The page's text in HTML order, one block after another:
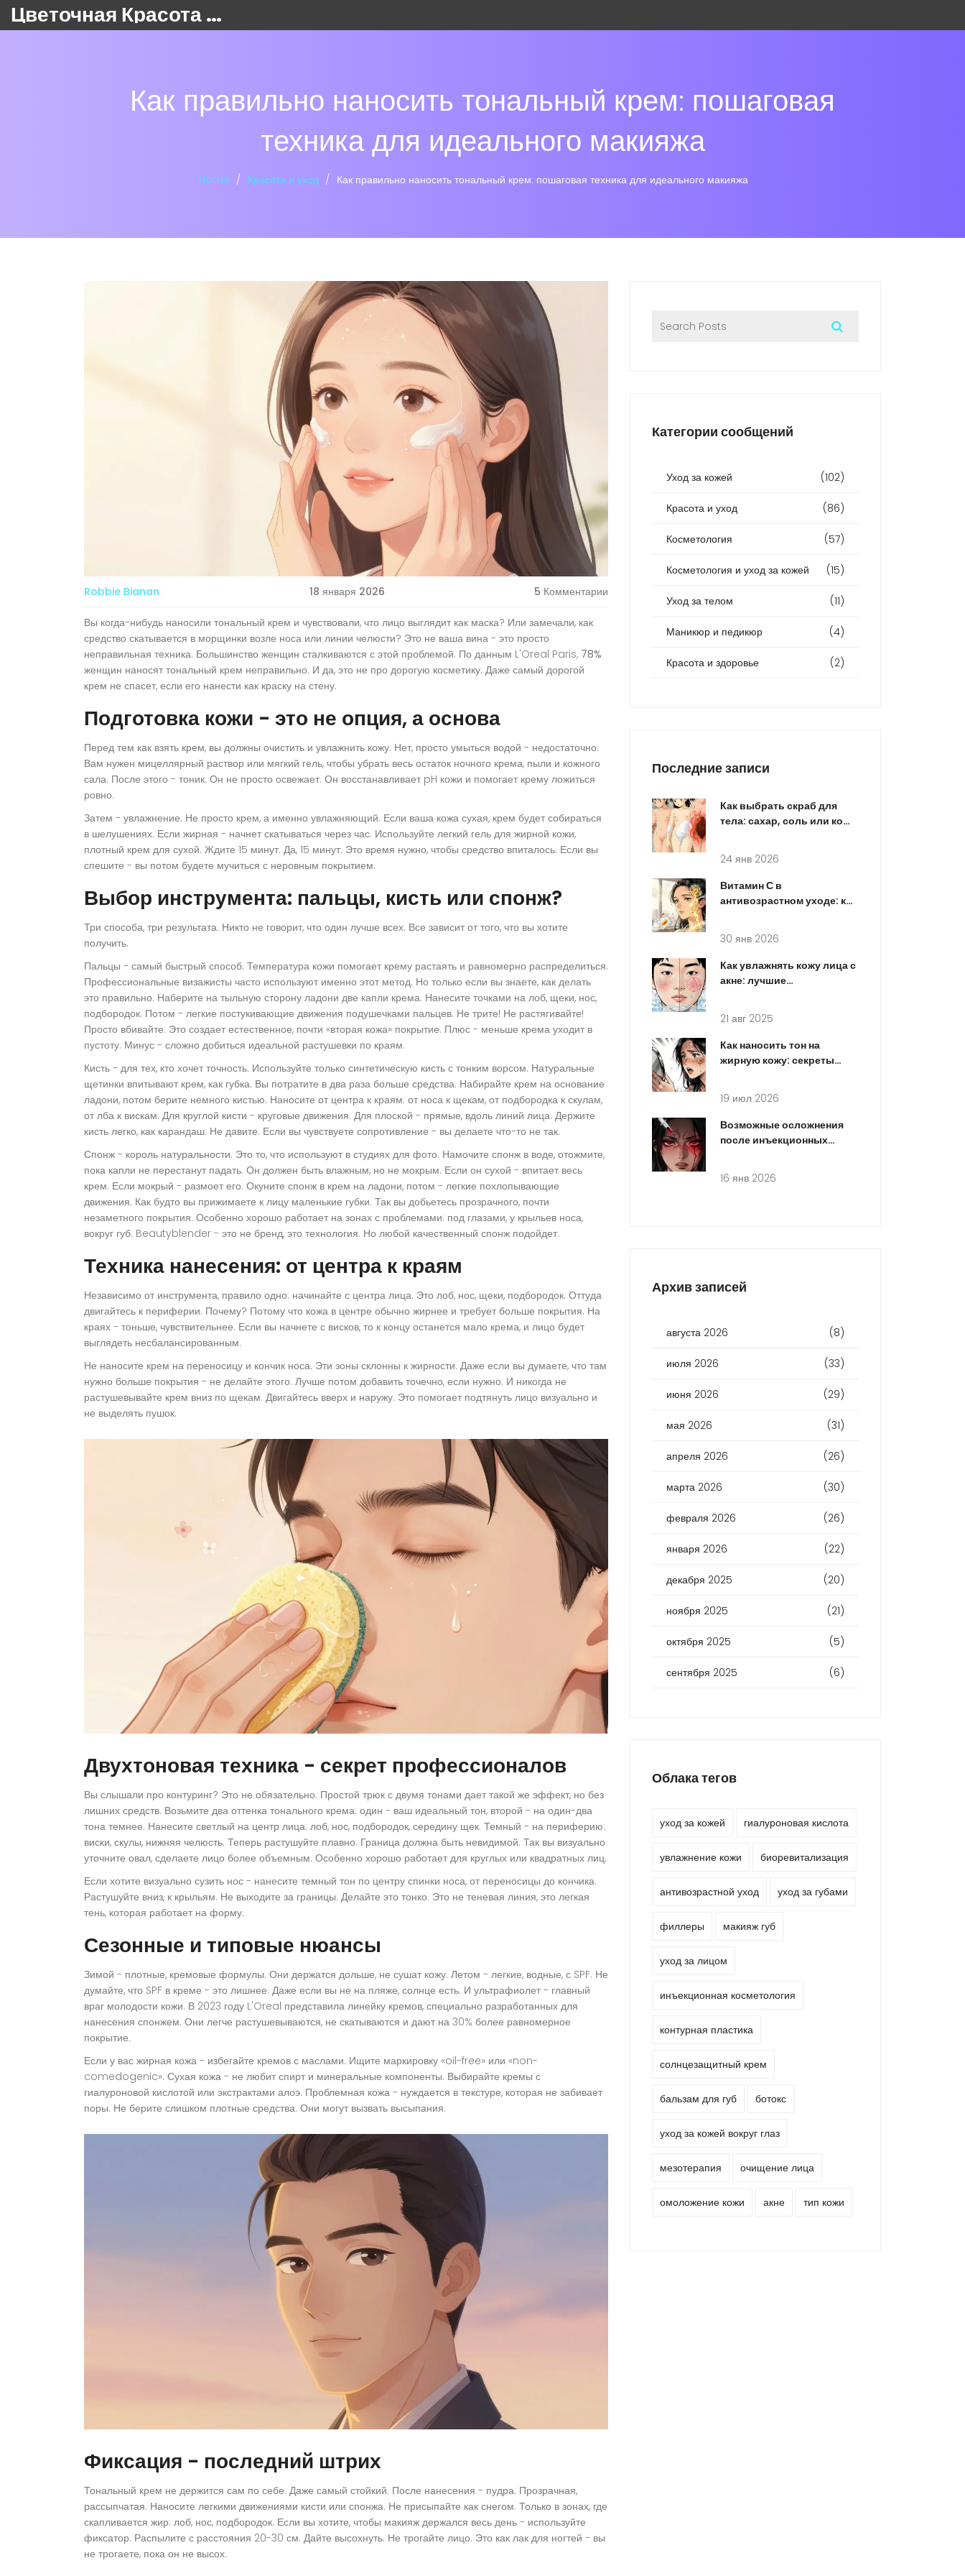
Цветочная Красота 24
Как правильно наносить тональный крем: пошаговая
техника для идеального макияжа
Home Красота и уход Как правильно наносить тональный крем: пошаговая техника для идеального макияжа
Robbie Bianan 18 января 2026 5 Комментарии
Вы когда-нибудь наносили тональный крем и чувствовали, что лицо выглядит как маска? Или замечали, как
средство скатывается в морщинки возле носа или линии челюсти? Это не ваша вина - это просто
неправильная техника. Большинство женщин сталкиваются с этой проблемой. По данным L'Oreal Paris, 78%
женщин наносят тональный крем неправильно. И да, это не про дорогую косметику. Даже самый дорогой
крем не спасет, если его нанести как краску на стену.
Подготовка кожи - это не опция, а основа
Перед тем как взять крем, вы должны очистить и увлажнить кожу. Нет, просто умыться водой - недостаточно.
Вам нужен мицеллярный раствор или мягкий гель, чтобы убрать весь остаток ночного крема, пыли и кожного
сала. После этого - тоник. Он не просто освежает. Он восстанавливает pH кожи и помогает крему ложиться
ровно.
Затем - увлажнение. Не просто крем, а именно увлажняющий. Если ваша кожа сухая, крем будет собираться
в шелушениях. Если жирная - начнет скатываться через час. Используйте легкий гель для жирной кожи,
плотный крем для сухой. Ждите 15 минут. Да, 15 минут. Это время нужно, чтобы средство впиталось. Если вы
спешите - вы потом будете мучиться с неровным покрытием.
Выбор инструмента: пальцы, кисть или спонж?
Три способа, три результата. Никто не говорит, что один лучше всех. Все зависит от того, что вы хотите
получить.
Пальцы - самый быстрый способ. Температура кожи помогает крему растаять и равномерно распределиться.
Профессиональные визажисты часто используют именно этот метод. Но только если вы знаете, как делать
это правильно. Наберите на тыльную сторону ладони две капли крема. Нанесите точками на лоб, щеки, нос,
подбородок. Потом - легкие постукивающие движения подушечками пальцев. Не трите! Не растягивайте!
Просто вбивайте. Это создает естественное, почти «вторая кожа» покрытие. Плюс - меньше крема уходит в
пустоту. Минус - сложно добиться идеальной растушевки по краям.
Кисть - для тех, кто хочет точность. Используйте только синтетическую кисть с тонким ворсом. Натуральные
щетинки впитывают крем, как губка. Вы потратите в два раза больше средства. Набирайте крем на основание
ладони, потом берите немного кистью. Наносите от центра к краям: от носа к щекам, от подбородка к скулам,
от лба к вискам. Для круглой кисти - круговые движения. Для плоской - прямые, вдоль линий лица. Держите
кисть легко, как карандаш. Не давите. Если вы чувствуете сопротивление - вы делаете что-то не так.
Спонж - король натуральности. Это то, что используют в студиях для фото. Намочите спонж в воде, отожмите,
пока капли не перестанут падать. Он должен быть влажным, но не мокрым. Если он сухой - впитает весь
крем. Если мокрый - размоет его. Окуните спонж в крем на ладони, потом - легкие похлопывающие
движения. Как будто вы прижимаете к лицу маленькие губки. Так вы добьетесь прозрачного, почти
незаметного покрытия. Особенно хорошо работает на зонах с проблемами: под глазами, у крыльев носа,
вокруг губ. Beautyblender - это не бренд, это технология. Но любой качественный спонж подойдет.
Техника нанесения: от центра к краям
Независимо от инструмента, правило одно: начинайте с центра лица. Это лоб, нос, щеки, подбородок. Оттуда
двигайтесь к периферии. Почему? Потому что кожа в центре обычно жирнее и требует больше покрытия. На
краях - тоньше, чувствительнее. Если вы начнете с висков, то к концу останется мало крема, и лицо будет
выглядеть несбалансированным.
Не наносите крем на переносицу и кончик носа. Эти зоны склонны к жирности. Даже если вы думаете, что там
нужно больше покрытия - не делайте этого. Лучше потом добавить точечно, если нужно. И никогда не
растушевывайте крем вниз по щекам. Двигайтесь вверх и наружу. Это помогает подтянуть лицо визуально и
не выделять пушок.
Двухтоновая техника - секрет профессионалов
Вы слышали про контуринг? Это не обязательно. Простой трюк с двумя тонами дает такой же эффект, но без
лишних средств. Возьмите два оттенка тонального крема: один - ваш идеальный тон, второй - на один-два
тона темнее. Нанесите светлый на центр лица: лоб, нос, подбородок, середину щек. Темный - на периферию:
виски, скулы, нижняя челюсть. Теперь растушуйте плавно. Граница должна быть невидимой. Так вы визуально
уточните овал, сделаете лицо более объемным. Особенно хорошо работает для круглых или квадратных лиц.
Если хотите визуально сузить нос - нанесите темный тон по центру спинки носа, от переносицы до кончика.
Растушуйте вниз, к крыльям. Не выходите за границы. Делайте это тонко. Это не теневая линия, это легкая
тень, которая работает на форму.
Сезонные и типовые нюансы
Зимой - плотные, кремовые формулы. Они держатся дольше, не сушат кожу. Летом - легкие, водные, с SPF. Не
думайте, что SPF в креме - это лишнее. Даже если вы не на пляже, солнце есть. И ультрафиолет - главный
враг молодости кожи. В 2023 году L'Oreal представила линейку кремов, специально разработанных для
нанесения спонжем. Они легче растушевываются, не скатываются и дают на 30% более равномерное
покрытие.
Если у вас жирная кожа - избегайте кремов с маслами. Ищите маркировку «oil-free» или «non-
comedogenic». Сухая кожа - не любит спирт и минеральные компоненты. Выбирайте кремы с
гиалуроновой кислотой или экстрактами алоэ. Проблемная кожа - нуждается в текстуре, которая не забивает
поры. Не берите слишком плотные средства. Они могут вызвать высыпания.
Фиксация - последний штрих
Тональный крем не держится сам по себе. Даже самый стойкий. После нанесения - пудра. Прозрачная,
рассыпчатая. Наносите легкими движениями кисти или спонжа. Не присыпайте как снегом. Только в зонах, где
скапливается жир: лоб, нос, подбородок. Если вы хотите, чтобы макияж держался весь день - используйте
фиксатор. Распылите с расстояния 20-30 см. Дайте высохнуть. Не трогайте лицо. Это как лак для ногтей - вы
не трогаете, пока он не высох.
Категории сообщений
Уход за кожей (102)
Красота и уход (86)
Косметология (57)
Косметология и уход за кожей (15)
Уход за телом (11)
Маникюр и педикюр (4)
Красота и здоровье (2)
Последние записи
Как выбрать скраб для
тела: сахар, соль или кофе
кожи
24 янв 2026
Витамин С в
антивозрастном уходе: как
стимулятор коллагена
работает на коже
30 янв 2026
Как увлажнять кожу лица с
акне: лучшие
и правила ухода
21 авг 2025
Как наносить тон на
жирную кожу: секреты
эффекта маски
19 июл 2026
Возможные осложнения
после инъекционных
избежать: полное
руководство
16 янв 2026
Архив записей
августа 2026 (8)
июля 2026 (33)
июня 2026 (29)
мая 2026 (31)
апреля 2026 (26)
марта 2026 (30)
февраля 2026 (26)
января 2026 (22)
декабря 2025 (20)
ноября 2025 (21)
октября 2025 (5)
сентября 2025 (6)
Облака тегов
уход за кожей гиалуроновая кислота
увлажнение кожи биоревитализация
антивозрастной уход уход за губами
филлеры макияж губ
уход за лицом
инъекционная косметология
контурная пластика
солнцезащитный крем
бальзам для губ ботокс
уход за кожей вокруг глаз
мезотерапия очищение лица
омоложение кожи акне тип кожи